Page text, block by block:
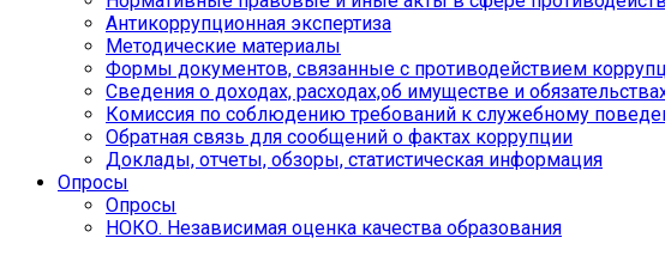
Антикоррупционная экспертиза
Методические материалы
Формы документов, связанные с противодействием
Сведения о доходах, расходах,об имуществе и
Комиссия по соблюдению требований к служебному
Обратная связь для сообщений о фактах коррупции
Доклады, отчеты, обзоры, статистическая информация
Опросы
Опросы
НОКО. Независимая оценка качества образования